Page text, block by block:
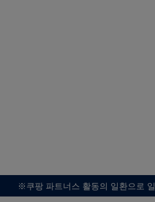
※쿠팡 파트너스 활동의 일환으로